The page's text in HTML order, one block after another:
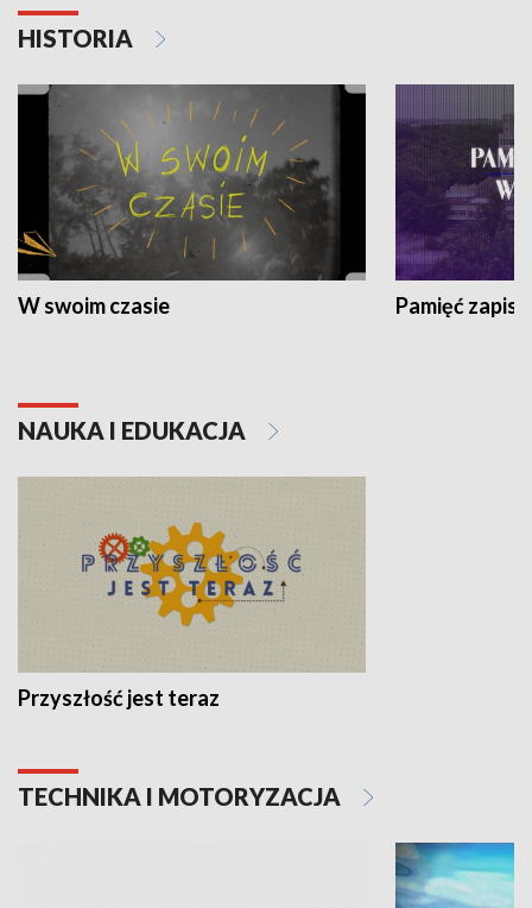
HISTORIA
W swoim czasie Pamięć
NAUKA I EDUKACJA
Przyszłość jest teraz
TECHNIKA I MOTORYZACJA